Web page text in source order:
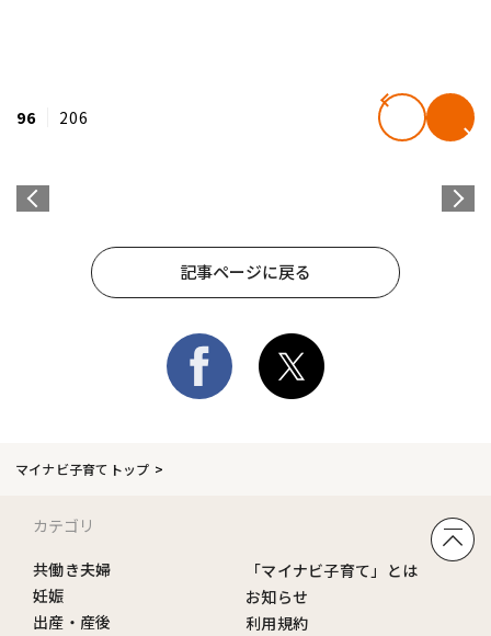
96 206
記事ページに戻る
マイナビ子育てトップ
カテゴリ
共働き夫婦
妊娠
出産・産後
「マイナビ子育て」とは
お知らせ
利用規約